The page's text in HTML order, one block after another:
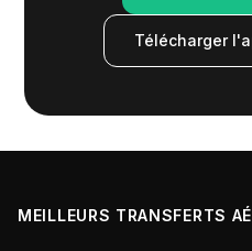
Télécharger
MEILLEURS TRANSFERTS